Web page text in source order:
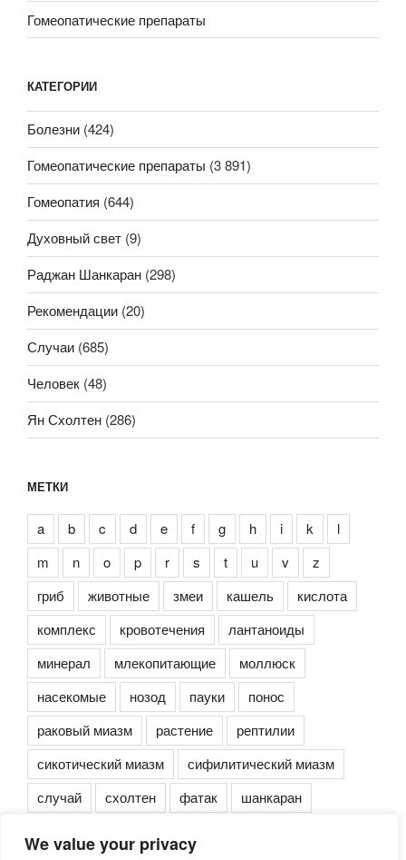
We value your privacy
Гомеопатические препараты
КАТЕГОРИИ
Болезни (424)
Гомеопатические препараты (3 891)
Гомеопатия (644)
Духовный свет (9)
Раджан Шанкаран (298)
Рекомендации (20)
Случаи (685)
Человек (48)
Ян Схолтен (286)
МЕТКИ
a b c d e f g h i k
l
m
n o p r s t u v
z
гриб
животные змеи кашель
кислота
комплекс
кровотечения
лантаноиды
минерал
млекопитающие
моллюск
насекомые
нозод пауки
понос
раковый миазм
растение
рептилии
сикотический миазм
сифилитический миазм
случай
схолтен фатак шанкаран